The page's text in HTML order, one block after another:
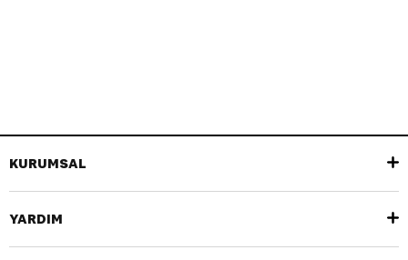
KURUMSAL
YARDIM